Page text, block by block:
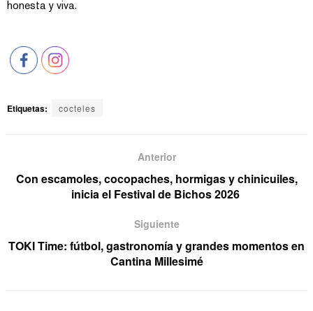
honesta y viva.
Etiquetas: cocteles
Anterior
Con escamoles, cocopaches, hormigas y chinicuiles,
inicia el Festival de Bichos 2026
Siguiente
TOKI Time: fútbol, gastronomía y grandes momentos en
Cantina Millesimé